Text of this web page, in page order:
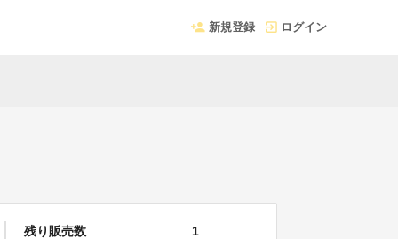
新規登録 ログイン
残り販売数 1